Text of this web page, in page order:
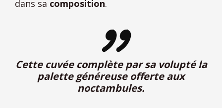
dans sa composition.
Cette cuvée complète par sa volupté la
palette généreuse offerte aux
noctambules.